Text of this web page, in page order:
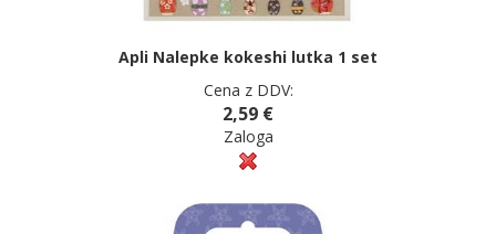
Apli Nalepke kokeshi lutka 1 set
Cena z DDV:
2,59 €
Zaloga